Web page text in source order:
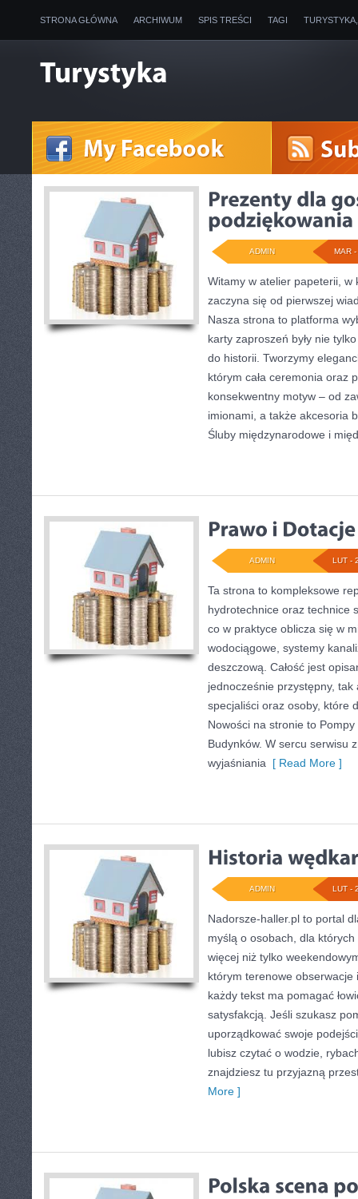
STRONA GŁÓWNA ARCHIWUM SPIS TREŚCI TAGI
MAR
ADMIN
Witamy w atelier papeterii, w
zaczyna się od pierwszej
Nasza strona to platforma
karty zaproszeń były nie
do historii. Tworzymy
którym cała ceremonia oraz
konsekwentny motyw – od
imionami, a także akcesoria
Śluby międzynarodowe i
LUT -
ADMIN
Ta strona to kompleksowe
hydrotechnice oraz technice
co w praktyce oblicza się w
wodociągowe, systemy
deszczową. Całość jest
jednocześnie przystępny,
specjaliści oraz osoby, które
Nowości na stronie to Pompy
Budynków. W sercu serwisu
wyjaśniania [ Read More ]
LUT -
ADMIN
Nadorsze-haller.pl to portal
myślą o osobach, dla
więcej niż tylko
którym terenowe
każdy tekst ma pomagać
satysfakcją. Jeśli szukasz
uporządkować swoje
lubisz czytać o wodzie,
znajdziesz tu przyjazną
More ]